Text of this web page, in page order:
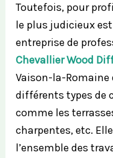
Toutefois, pour
le plus judicieux
entreprise de
Chevallier Wood
Vaison-la-Romaine
différents types de
comme les
charpentes, etc.
l’ensemble des